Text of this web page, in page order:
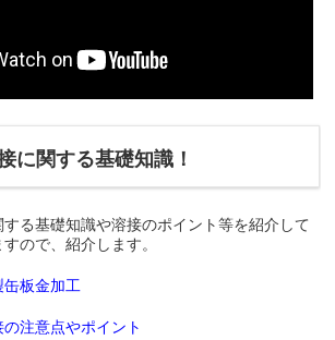
に関する基礎知識！
る基礎知識や溶接のポイント等を紹介して
ので、紹介します。
缶板金加工
注意点やポイント